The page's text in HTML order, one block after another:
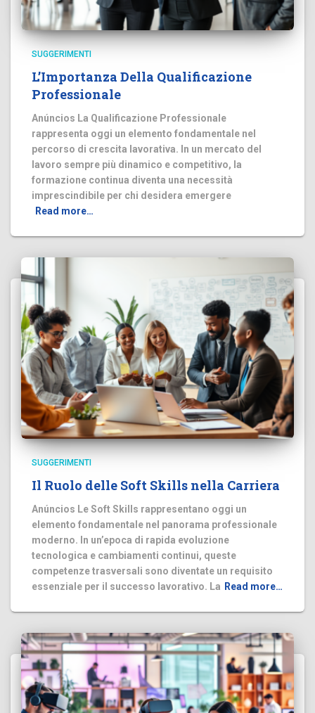
SUGGERIMENTI
L’Importanza Della Qualificazione
Professionale
Anúncios La Qualificazione Professionale
rappresenta oggi un elemento fondamentale nel
percorso di crescita lavorativa. In un mercato del
lavoro sempre più dinamico e competitivo, la
formazione continua diventa una necessità
imprescindibile per chi desidera emergere
Read more…
SUGGERIMENTI
Il Ruolo delle Soft Skills nella Carriera
Anúncios Le Soft Skills rappresentano oggi un
elemento fondamentale nel panorama professionale
moderno. In un’epoca di rapida evoluzione
tecnologica e cambiamenti continui, queste
competenze trasversali sono diventate un requisito
essenziale per il successo lavorativo. La Read more…